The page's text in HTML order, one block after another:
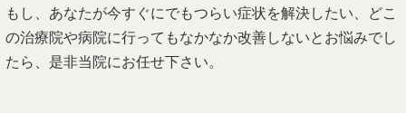
もし、あなたが今すぐにでもつらい症状を解決したい、どこ
の治療院や病院に行ってもなかなか改善しないとお悩みでし
たら、是非当院にお任せ下さい。